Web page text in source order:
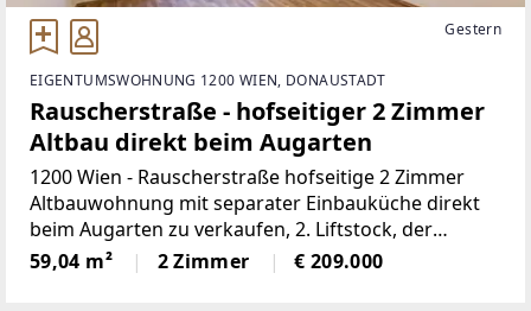
Gestern
EIGENTUMSWOHNUNG 1200 WIEN, DONAUSTADT
Rauscherstraße - hofseitiger 2 Zimmer
Altbau direkt beim Augarten
1200 Wien - Rauscherstraße hofseitige 2 Zimmer
Altbauwohnung mit separater Einbauküche direkt
beim Augarten zu verkaufen, 2. Liftstock, der
Augarten, die Straßenbahnlinien 5 und 12 sowie die
Buslinien 5A und 5B sind
59,04 m² 2 Zimmer € 209.000